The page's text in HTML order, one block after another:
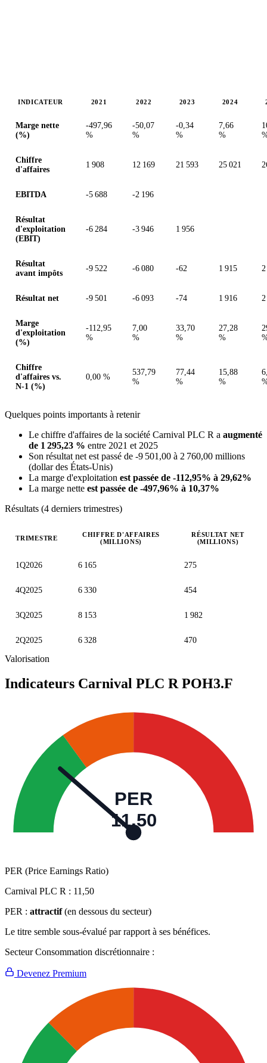
INDICATEUR 2021 2022 2023 2024
Marge nette
(%)
-497,96
%
-50,07
%
-0,34
%
7,66
%
Chiffre
d'affaires
1 908 12 169 21 593 25 021
EBITDA -5 688 -2 196
Résultat
d'exploitation
(EBIT)
-6 284 -3 946 1 956
Résultat
avant impôts
-9 522 -6 080 -62 1 915
Résultat net -9 501 -6 093 -74 1 916
Marge
d'exploitation
(%)
-112,95
%
7,00
%
33,70
%
27,28
%
Chiffre
d'affaires vs.
N-1 (%)
0,00 %
537,79
%
77,44
%
15,88
%
Quelques points importants à retenir
Le chiffre d'affaires de la société Carnival PLC R a augmenté
de 1 295,23 % entre 2021 et 2025
Son résultat net est passé de -9 501,00 à 2 760,00 millions
(dollar des États-Unis)
La marge d'exploitation est passée de -112,95% à 29,62%
La marge nette est passée de -497,96% à 10,37%
Résultats (4 derniers trimestres)
TRIMESTRE
CHIFFRE D'AFFAIRES
(MILLIONS)
RÉSULTAT NET
(MILLIONS)
1Q2026 6 165 275
4Q2025 6 330 454
3Q2025 8 153 1 982
2Q2025 6 328 470
Valorisation
Indicateurs Carnival PLC RPOH3.F
PER
11,50
PER (Price Earnings Ratio)
Carnival PLC R : 11,50
PER : attractif (en dessous du secteur)
Le titre semble sous-évalué par rapport à ses bénéfices.
Secteur Consommation discrétionnaire :
Devenez Premium